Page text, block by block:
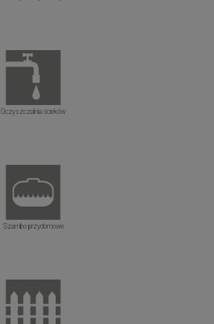
Oczyszczalnia ścieków
Szambo przydomowe